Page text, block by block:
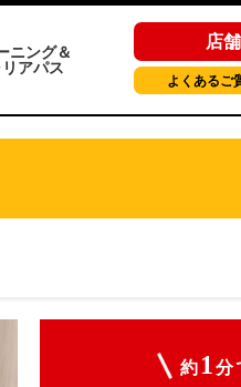
ニング＆
アパス
店
よくあるご
約 1 分